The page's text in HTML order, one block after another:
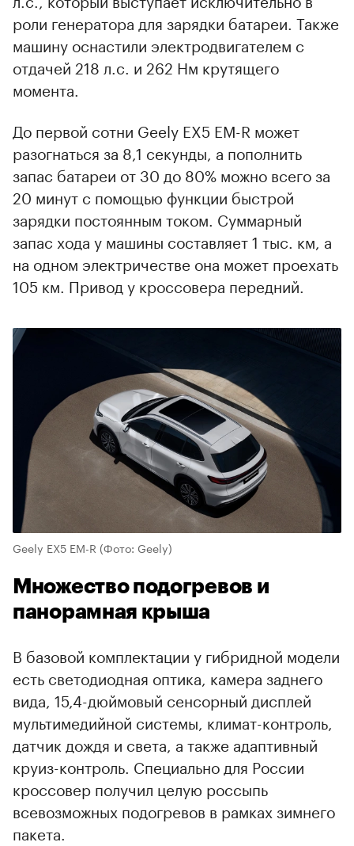
роли генератора для зарядки батареи. Также
машину оснастили электродвигателем с
отдачей 218 л.с. и 262 Нм крутящего
момента.
До первой сотни Geely EX5 EM-R может
разогнаться за 8,1 секунды, а пополнить
запас батареи от 30 до 80% можно всего за
20 минут с помощью функции быстрой
зарядки постоянным током. Суммарный
запас хода у машины составляет 1 тыс. км, а
на одном электричестве она может проехать
105 км. Привод у кроссовера передний.
Geely EX5 EM-R (Фото: Geely)
Множество подогревов и
панорамная крыша
В базовой комплектации у гибридной модели
есть светодиодная оптика, камера заднего
вида, 15,4-дюймовый сенсорный дисплей
мультимедийной системы, климат-контроль,
датчик дождя и света, а также адаптивный
круиз-контроль. Специально для России
кроссовер получил целую россыпь
всевозможных подогревов в рамках зимнего
пакета.